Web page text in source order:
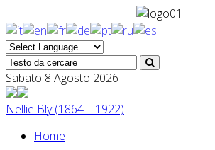
Sabato 8 Agosto 2026
Nellie Bly (1864 – 1922)
Home